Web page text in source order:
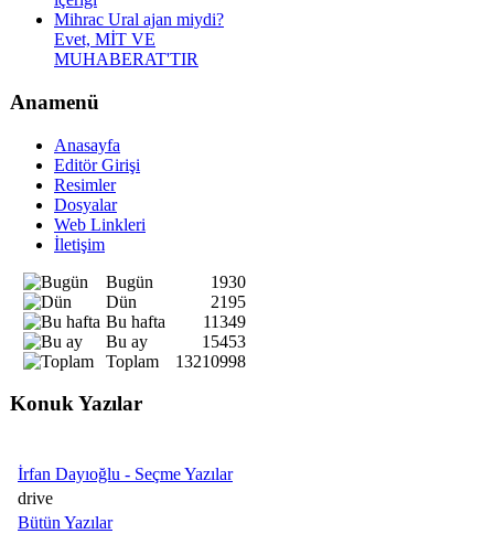
Mihrac Ural ajan miydi?
Evet, MİT VE
MUHABERAT'TIR
Anamenü
Anasayfa
Editör Girişi
Resimler
Dosyalar
Web Linkleri
İletişim
Bugün
1930
Dün
2195
Bu hafta
11349
Bu ay
15453
Toplam
13210998
Konuk Yazılar
İrfan Dayıoğlu - Seçme Yazılar
drive
Bütün Yazılar